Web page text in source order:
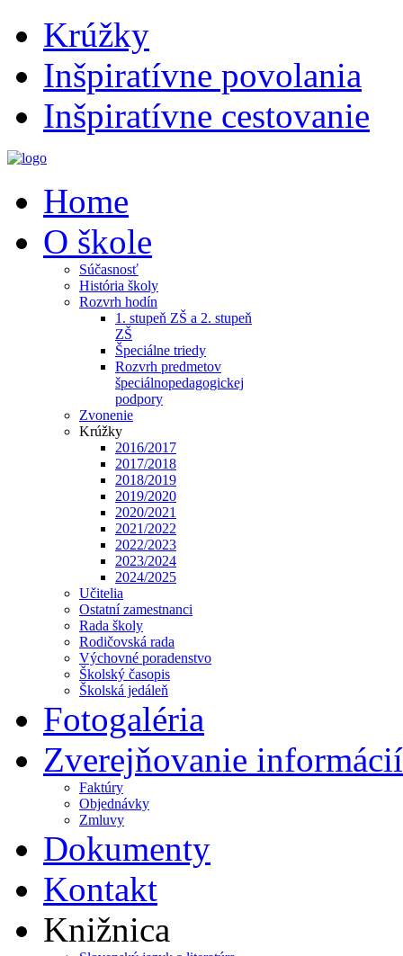
Krúžky
Inšpiratívne povolania
Inšpiratívne cestovanie
Home
O škole
Súčasnosť
História školy
Rozvrh hodín
1. stupeň ZŠ a 2. stupeň
ZŠ
Špeciálne triedy
Rozvrh predmetov
špeciálnopedagogickej
podpory
Zvonenie
Krúžky
2016/2017
2017/2018
2018/2019
2019/2020
2020/2021
2021/2022
2022/2023
2023/2024
2024/2025
Učitelia
Ostatní zamestnanci
Rada školy
Rodičovská rada
Výchovné poradenstvo
Školský časopis
Školská jedáleň
Fotogaléria
Zverejňovanie informácií
Faktúry
Objednávky
Zmluvy
Dokumenty
Kontakt
Knižnica